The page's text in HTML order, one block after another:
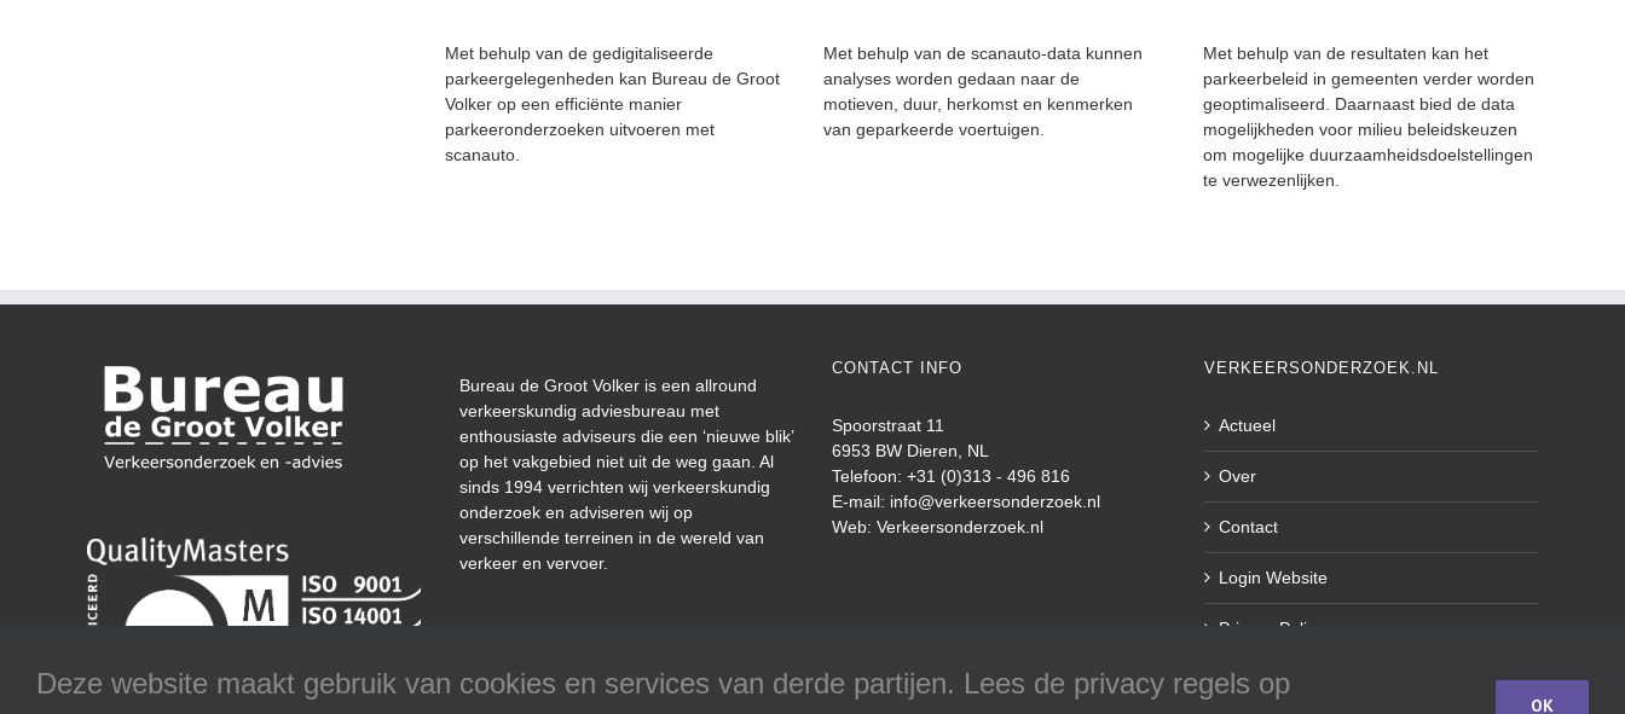
Met behulp van de gedigitaliseerde
parkeergelegenheden kan Bureau de Groot
Volker op een efficiënte manier
parkeeronderzoeken uitvoeren met
scanauto.
Met behulp van de scanauto-data kunnen
analyses worden gedaan naar de
motieven, duur, herkomst en kenmerken
van geparkeerde voertuigen.
Met behulp van de resultaten kan het
parkeerbeleid in gemeenten verder worden
geoptimaliseerd. Daarnaast bied de data
mogelijkheden voor milieu beleidskeuzen
om mogelijke duurzaamheidsdoelstellingen
te verwezenlijken.
Bureau de Groot Volker is een allround
verkeerskundig adviesbureau met
enthousiaste adviseurs die een ‘nieuwe blik’
op het vakgebied niet uit de weg gaan. Al
sinds 1994 verrichten wij verkeerskundig
onderzoek en adviseren wij op
verschillende terreinen in de wereld van
verkeer en vervoer.
CONTACT INFO
Spoorstraat 11
6953 BW Dieren, NL
Telefoon: +31 (0)313 - 496 816
E-mail: info@verkeersonderzoek.nl
Web: Verkeersonderzoek.nl
VERKEERSONDERZOEK.NL
Actueel
Over
Contact
Login Website
Privacy Policy
Deze website maakt gebruik van cookies en services van derde partijen. Lees de privacy regels op
OK